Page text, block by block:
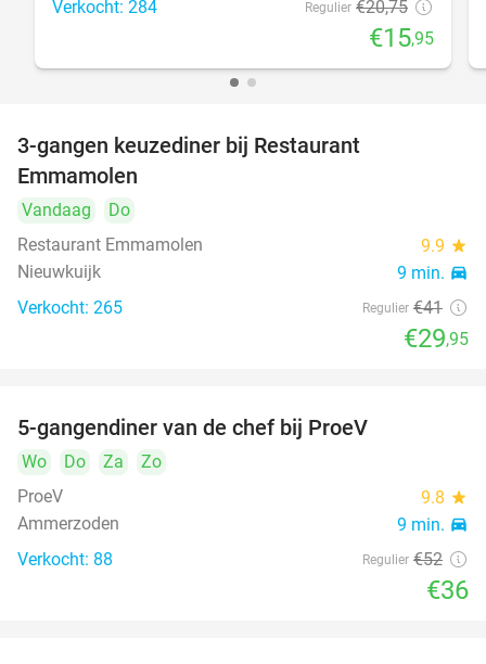
Verkocht: 284 Regulier €20,75
€15,95
3-gangen keuzediner bij Restaurant
Emmamolen
Vandaag
Do
Restaurant Emmamolen
9.9 star
Nieuwkuijk 9 min. directions_car
Verkocht: 265 Regulier €41
€29,95
5-gangendiner van de chef bij ProeV
Wo Do Za
Zo
ProeV
9.8 star
Ammerzoden 9 min. directions_car
Verkocht: 88 Regulier €52
€36